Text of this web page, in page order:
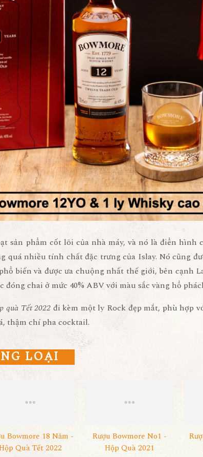
sản phẩm cốt lõi của nhà máy, và nó là điển hình
quá nhiều tính chất đặc trưng của Islay. Nó cũng
biến và được ưa chuộng nhất thế giới, bên cạnh
đóng chai ở mức 40% ABV với màu sắc vàng hổ
quà Tết 2022 đi kèm một ly Rock đẹp mắt, phù hợp
thậm chí pha cocktail.
LOẠI
Bowmore 18 Năm -
Quà Tết 2022
Rượu Bowmore No1 -
Hộp Quà 2021